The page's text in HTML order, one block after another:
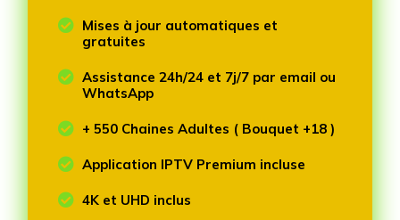
 Mises à jour automatiques et
gratuites
 Assistance 24h/24 et 7j/7 par email ou
WhatsApp
 + 550 Chaines Adultes ( Bouquet +18 )
 Application IPTV Premium incluse
 4K et UHD inclus